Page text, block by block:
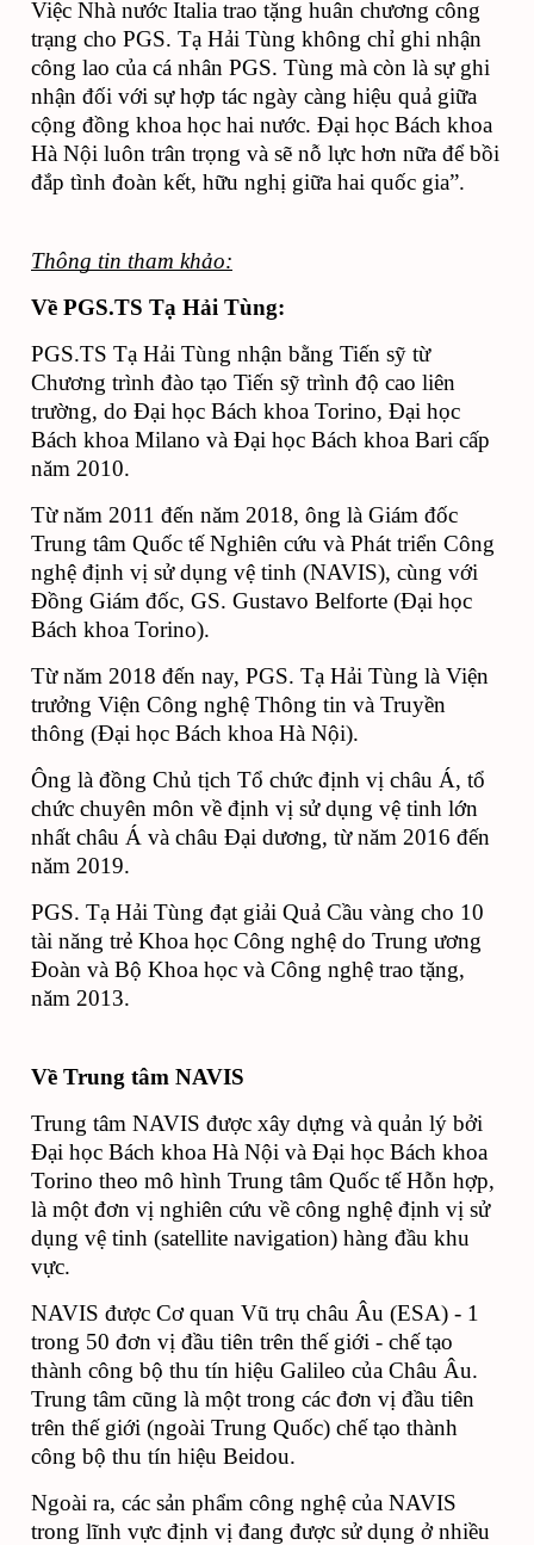
Việc Nhà nước Italia trao tặng huân chương công
trạng cho PGS. Tạ Hải Tùng không chỉ ghi nhận
công lao của cá nhân PGS. Tùng mà còn là sự ghi
nhận đối với sự hợp tác ngày càng hiệu quả giữa
cộng đồng khoa học hai nước. Đại học Bách khoa
Hà Nội luôn trân trọng và sẽ nỗ lực hơn nữa để bồi
đắp tình đoàn kết, hữu nghị giữa hai quốc gia”.
Thông tin tham khảo:
Về PGS.TS Tạ Hải Tùng:
PGS.TS Tạ Hải Tùng nhận bằng Tiến sỹ từ
Chương trình đào tạo Tiến sỹ trình độ cao liên
trường, do Đại học Bách khoa Torino, Đại học
Bách khoa Milano và Đại học Bách khoa Bari cấp
năm 2010.
Từ năm 2011 đến năm 2018, ông là Giám đốc
Trung tâm Quốc tế Nghiên cứu và Phát triển Công
nghệ định vị sử dụng vệ tinh (NAVIS), cùng với
Đồng Giám đốc, GS. Gustavo Belforte (Đại học
Bách khoa Torino).
Từ năm 2018 đến nay, PGS. Tạ Hải Tùng là Viện
trưởng Viện Công nghệ Thông tin và Truyền
thông (Đại học Bách khoa Hà Nội).
Ông là đồng Chủ tịch Tổ chức định vị châu Á, tổ
chức chuyên môn về định vị sử dụng vệ tinh lớn
nhất châu Á và châu Đại dương, từ năm 2016 đến
năm 2019.
PGS. Tạ Hải Tùng đạt giải Quả Cầu vàng cho 10
tài năng trẻ Khoa học Công nghệ do Trung ương
Đoàn và Bộ Khoa học và Công nghệ trao tặng,
năm 2013.
Về Trung tâm NAVIS
Trung tâm NAVIS được xây dựng và quản lý bởi
Đại học Bách khoa Hà Nội và Đại học Bách khoa
Torino theo mô hình Trung tâm Quốc tế Hỗn hợp,
là một đơn vị nghiên cứu về công nghệ định vị sử
dụng vệ tinh (satellite navigation) hàng đầu khu
vực.
NAVIS được Cơ quan Vũ trụ châu Âu (ESA) - 1
trong 50 đơn vị đầu tiên trên thế giới - chế tạo
thành công bộ thu tín hiệu Galileo của Châu Âu.
Trung tâm cũng là một trong các đơn vị đầu tiên
trên thế giới (ngoài Trung Quốc) chế tạo thành
công bộ thu tín hiệu Beidou.
Ngoài ra, các sản phẩm công nghệ của NAVIS
trong lĩnh vực định vị đang được sử dụng ở nhiều